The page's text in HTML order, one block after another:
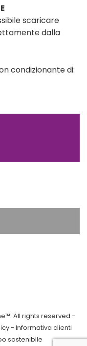
scaricare
dalla
condizionante di:
All rights reserved -
- Informativa clienti
sostenibile